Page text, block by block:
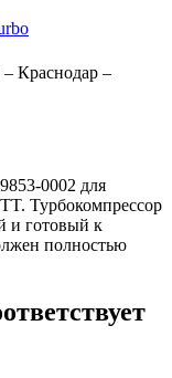
– Краснодар –
0002 для
Турбокомпрессор
и готовый к
полностью